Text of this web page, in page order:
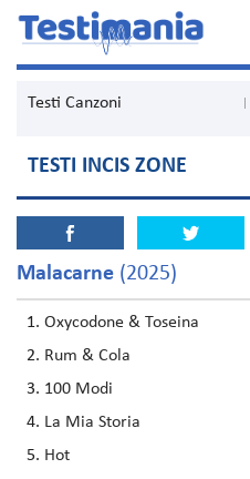
Testi Canzoni
TESTI INCIS ZONE
Malacarne (2025)
Oxycodone & Toseina
Rum & Cola
100 Modi
La Mia Storia
Hot